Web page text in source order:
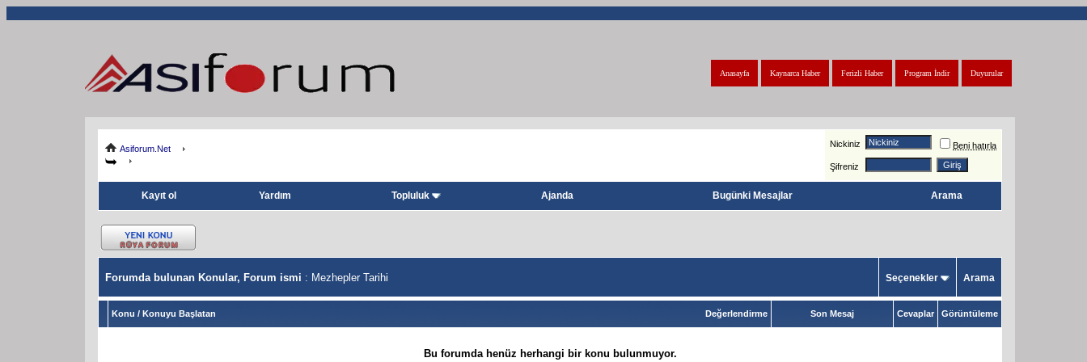
Duyurular
Program İndir
Ferizli Haber
Kaynarca Haber
Anasayfa
Asiforum.Net Nickiniz Beni hatırla
Şifreniz
Kayıt ol Yardım Topluluk Ajanda Bugünki Mesajlar Arama
Forumda bulunan Konular, Forum ismi : Mezhepler Tarihi Seçenekler Arama
Değerlendirme
Konu / Konuyu Başlatan Son Mesaj Cevaplar Görüntüleme
Bu forumda henüz herhangi bir konu bulunmuyor.